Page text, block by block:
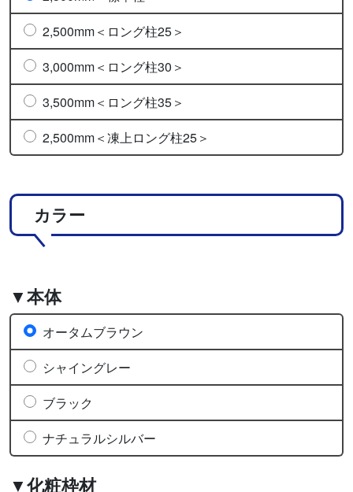
2,500mm＜ロング柱25＞
3,000mm＜ロング柱30＞
3,500mm＜ロング柱35＞
2,500mm＜凍上ロング柱25＞
カラー
▼本体
オータムブラウン
シャイングレー
ブラック
ナチュラルシルバー
▼化粧枠材